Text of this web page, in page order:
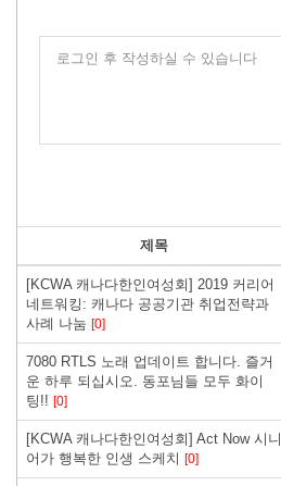
로그인 후 작성하실 수 있습니다
제목
[KCWA 캐나다한인여성회] 2019 커리어
네트워킹: 캐나다 공공기관 취업전략과
사례 나눔 [0]
7080 RTLS 노래 업데이트 합니다. 즐거
운 하루 되십시오. 동포님들 모두 화이
팅!! [0]
[KCWA 캐나다한인여성회] Act Now 시니
어가 행복한 인생 스케치 [0]